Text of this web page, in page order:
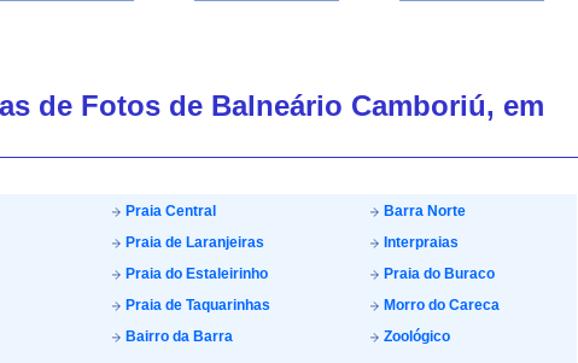
de Fotos de Balneário Camboriú, em
Praia Central
Barra Norte
Praia de Laranjeiras
Interpraias
Praia do Estaleirinho
Praia do Buraco
Praia de Taquarinhas
Morro do Careca
Bairro da Barra
Zoológico